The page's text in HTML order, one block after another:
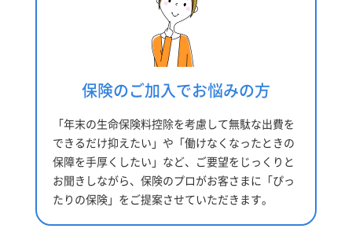
保険のご加入でお悩みの方
「年末の生命保険料控除を考慮して無駄な出費を
できるだけ抑えたい」や「働けなくなったときの
保障を手厚くしたい」など、ご要望をじっくりと
お聞きしながら、保険のプロがお客さまに「ぴっ
たりの保険」をご提案させていただきます。